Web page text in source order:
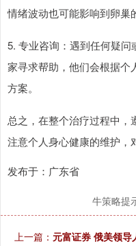
情绪波动也可能影响到卵巢
5. 专业咨询：遇到任何疑
家寻求帮助，他们会根据个
方案。
总之，在整个治疗过程中，
注意个人身心健康的维护，
发布于：广东省
牛策略提
上一篇： 元富证券 俄美领导